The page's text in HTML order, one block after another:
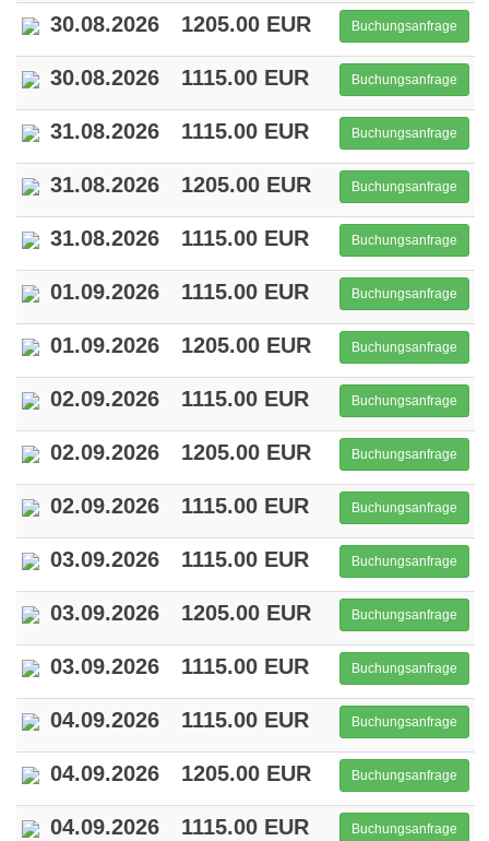
30.08.2026 1205.00 EUR Buchungsanfrage
30.08.2026 1115.00 EUR Buchungsanfrage
31.08.2026 1115.00 EUR Buchungsanfrage
31.08.2026 1205.00 EUR Buchungsanfrage
31.08.2026 1115.00 EUR Buchungsanfrage
01.09.2026 1115.00 EUR Buchungsanfrage
01.09.2026 1205.00 EUR Buchungsanfrage
02.09.2026 1115.00 EUR Buchungsanfrage
02.09.2026 1205.00 EUR Buchungsanfrage
02.09.2026 1115.00 EUR Buchungsanfrage
03.09.2026 1115.00 EUR Buchungsanfrage
03.09.2026 1205.00 EUR Buchungsanfrage
03.09.2026 1115.00 EUR Buchungsanfrage
04.09.2026 1115.00 EUR Buchungsanfrage
04.09.2026 1205.00 EUR Buchungsanfrage
04.09.2026 1115.00 EUR Buchungsanfrage